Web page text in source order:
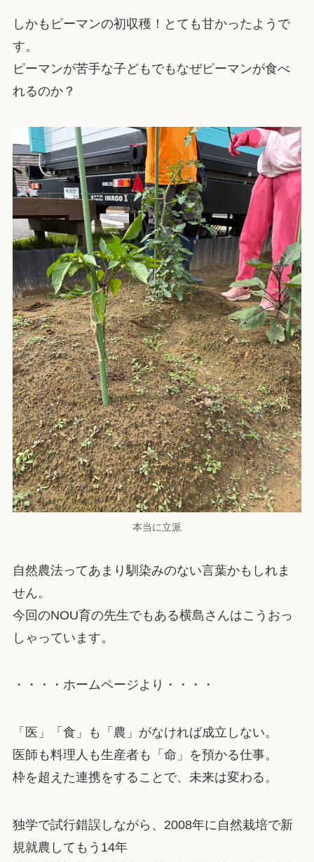
しかもピーマンの初収穫！とても甘かったようで
す。
ピーマンが苦手な子どもでもなぜピーマンが食べ
れるのか？
本当に立派
自然農法ってあまり馴染みのない言葉かもしれま
せん。
今回のNOU育の先生でもある横島さんはこうおっ
しゃっています。
・・・・ホームページより・・・・
「医」「食」も「農」がなければ成立しない。
医師も料理人も生産者も「命」を預かる仕事。
枠を超えた連携をすることで、未来は変わる。
独学で試行錯誤しながら、2008年に自然栽培で新
規就農してもう14年